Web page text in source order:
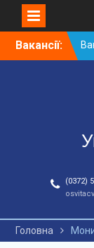
SkipВакансії:
(0372)
Головна